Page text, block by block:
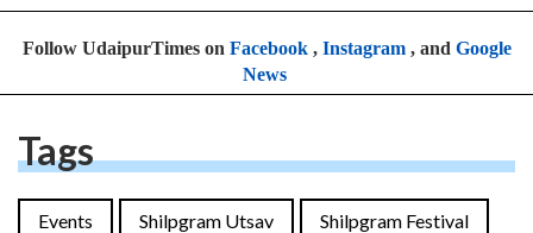
Follow UdaipurTimes on Facebook, Instagram, and Google
News
Tags
Events Shilpgram Utsav Shilpgram Festival